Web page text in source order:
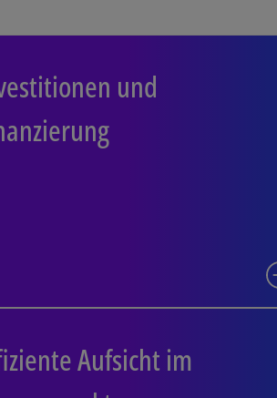
und
Investitionen und Finanzierung
die die „Verfügbarkeit von Kapital“ für
Investitionen in „kritischen Sektoren“
Aufsicht im
Aufsicht im Binnenmarkt